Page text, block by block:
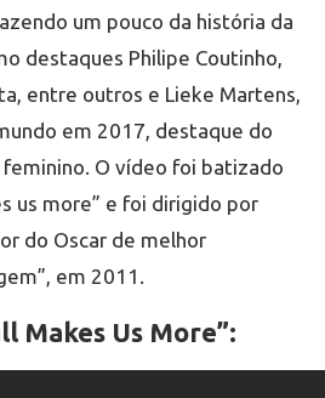
um pouco da história da
destaques Philipe Coutinho,
entre outros e Lieke Martens,
em 2017, destaque do
O vídeo foi batizado
us more” e foi dirigido por
do Oscar de melhor
em 2011.
Makes Us More”: